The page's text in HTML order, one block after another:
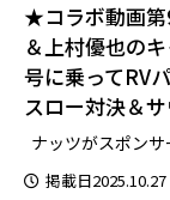
★コラボ動画
＆上村優也の
号に乗ってRV
スロー対決＆
ナッツがスポン
掲載日2025.10.27